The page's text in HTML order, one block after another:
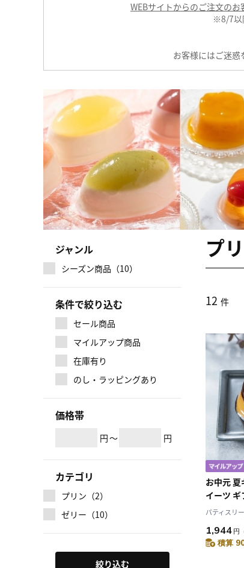
WEBサイトからのご注文の
※8/7以
お客様にはご迷惑
マイルアップ商品
条件で絞り込む
セール商品
在庫有り
のし・ラッピングあり
価格帯
円～ 円
カテゴリ
プリン（2）
ゼリー（10）
ジャンル
シーズン商品（10）
絞り込む
プ
12 件
お中元 夏
イーツ
ー銀座千
パティスリ
1,944 円
積算